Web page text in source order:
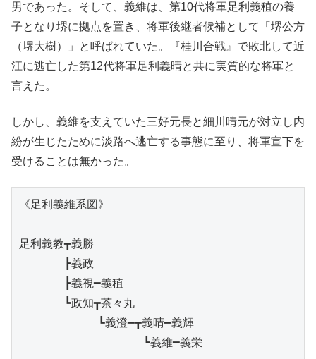
男であった。そして、義維は、第10代将軍足利義稙の養
子となり堺に拠点を置き、将軍後継者候補として「堺公方
（堺大樹）」と呼ばれていた。『桂川合戦』で敗北して近
江に逃亡した第12代将軍足利義晴と共に実質的な将軍と
言えた。
しかし、義維を支えていた三好元長と細川晴元が対立し内
紛が生じたために淡路へ逃亡する事態に至り、将軍宣下を
受けることは無かった。
《足利義維系図》
足利義教┳義勝
┣義政
┣義視━義稙
┗政知┳茶々丸
┗義澄━┳義晴━義輝
┗義維━義栄